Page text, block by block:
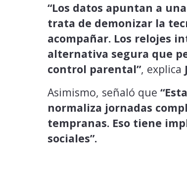
“Los datos apuntan a
trata de demonizar la
acompañar. Los relojes
alternativa segura que
control parental”, explica
Asimismo, señaló que
normaliza jornadas
tempranas. Eso tiene
sociales”.